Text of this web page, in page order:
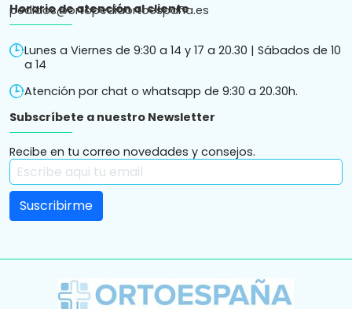
Horario de atención al cliente
Lunes a Viernes de 9:30 a 14 y 17 a 20.30 | Sábados de 10
a 14
Atención por chat o whatsapp de 9:30 a 20.30h.
Subscríbete a nuestro Newsletter
Recibe en tu correo novedades y consejos.